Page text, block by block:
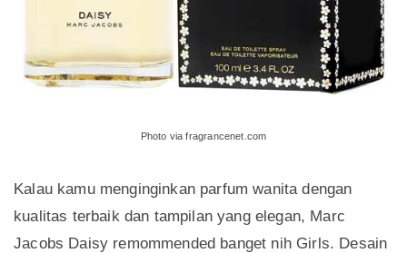
Photo via fragrancenet.com
Kalau kamu menginginkan parfum wanita dengan
kualitas terbaik dan tampilan yang elegan, Marc
Jacobs Daisy remommended banget nih Girls. Desain